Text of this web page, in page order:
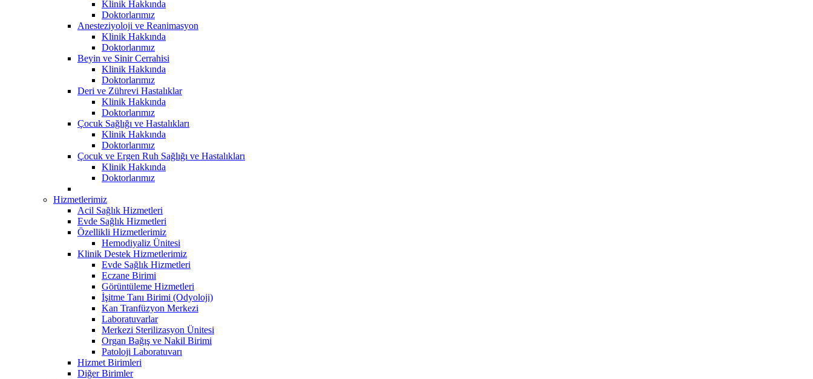
Klinik Hakkında
Doktorlarımız
Anesteziyoloji ve Reanimasyon
Klinik Hakkında
Doktorlarımız
Beyin ve Sinir Cerrahisi
Klinik Hakkında
Doktorlarımız
Deri ve Zührevi Hastalıklar
Klinik Hakkında
Doktorlarımız
Çocuk Sağlığı ve Hastalıkları
Klinik Hakkında
Doktorlarımız
Çocuk ve Ergen Ruh Sağlığı ve Hastalıkları
Klinik Hakkında
Doktorlarımız
Hizmetlerimiz
Acil Sağlık Hizmetleri
Evde Sağlık Hizmetleri
Özellikli Hizmetlerimiz
Hemodiyaliz Ünitesi
Klinik Destek Hizmetlerimiz
Evde Sağlık Hizmetleri
Eczane Birimi
Görüntüleme Hizmetleri
İşitme Tanı Birimi (Odyoloji)
Kan Tranfüzyon Merkezi
Laboratuvarlar
Merkezi Sterilizasyon Ünitesi
Organ Bağış ve Nakil Birimi
Patoloji Laboratuvarı
Hizmet Birimleri
Diğer Birimler